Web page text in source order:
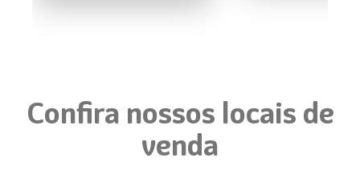
Confira nossos locais de
venda